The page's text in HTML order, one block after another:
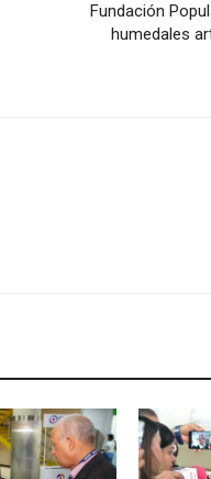
Fundación
humedales